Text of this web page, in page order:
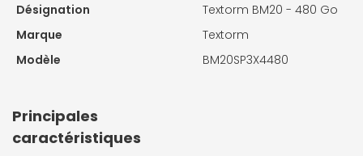
Désignation
Textorm BM20 - 480 Go
Marque
Textorm
Modèle
BM20SP3X4480
Principales
caractéristiques